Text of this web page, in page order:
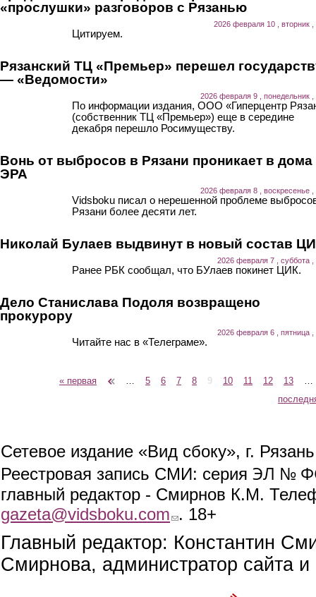
«прослушки» разговоров с Рязанью
2026 февраля 10 , вторник ,
Цитируем.
Рязанский ТЦ «Премьер» перешел
— «Ведомости»
2026 февраля 9 , понедельник ,
По информации издания, ООО «Гиперцентр
(собственник ТЦ «Премьер») еще в середине
декабря перешло Росимуществу.
Вонь от выбросов в Рязани проникает в
ЭРА
2026 февраля 8 , воскресенье ,
Vidsboku писал о нерешенной проблеме
Рязани более десяти лет.
Николай Булаев выдвинут в новый состав
2026 февраля 7 , суббота ,
Ранее РБК сообщал, что БУлаев покинет ЦИК.
Дело Станислава Подоля возвращено
прокурору
2026 февраля 6 , пятница ,
Читайте нас в «Телеграме».
« первая 5 6 7 8 9 10 11 12 13
Сетевое издание «Вид сбоку», г.
Реестровая запись СМИ: серия ЭЛ №
главный редактор - Смирнов К.М.
gazeta@vidsboku.com (link sends e-mail)
. 18+
Главный редактор: Константин
Смирнова, администратор сайта